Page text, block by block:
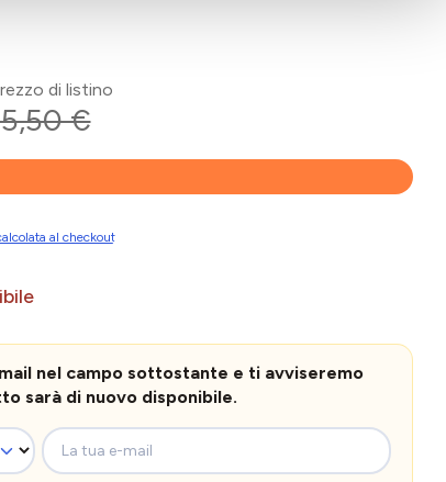
di listino
€
al checkout
nel campo sottostante e ti avviseremo
sarà di nuovo disponibile.
La tua e-mail